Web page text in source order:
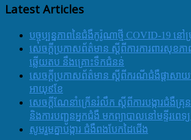
Latest Articles
បច្ចុប្បន្នភាពនៃជំងឺកូរ៉ូណាថ្មី COVID-19 នៅ
សេចក្តីប្រកាសព័ត៌មាន ស្តីពីការការពារសុខភា
ឆ្លើយតប នឹងគ្រោះទឹកជំនន់
សេចក្តីប្រកាសព័ត៌មាន ស្តីពីករណីជំងឺផ្តាសាយ
អាយុ៩ខែ
សេចក្ដីណែនាំក្រើនរំលឹក ស្ដីពីការបង្ការជំងឺគ្រុ
និងការបញ្ជូនអ្នកជំងឺ មកព្យាបាលនៅមន្ទីរពេទ្
សូមរួមគ្នាបង្ការ ជំងឺពងបែកដៃជើង